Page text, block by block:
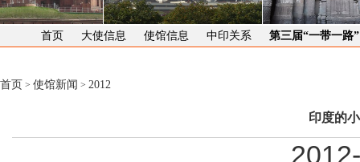
首页 大使信息 使馆信息 中印关系 第三届“一带一路
首页 > 使馆新闻 > 2012
印度的